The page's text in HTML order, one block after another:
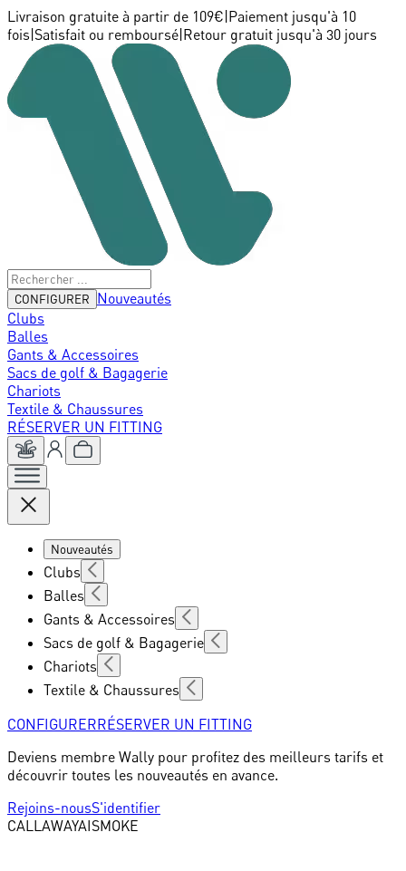
Livraison gratuite à partir de 109€ Paiement jusqu'à 10
fois Satisfait ou remboursé Retour gratuit jusqu'à 30 jours
CONFIGURER
Nouveautés
Clubs
Balles
Gants & Accessoires
Sacs de golf & Bagagerie
Chariots
Textile & Chaussures
RÉSERVER UN FITTING
Nouveautés
Clubs
Balles
Gants & Accessoires
Sacs de golf & Bagagerie
Chariots
Textile & Chaussures
CONFIGURERRÉSERVER UN FITTING
Deviens membre Wally pour profitez des meilleurs tarifs et
découvrir toutes les nouveautés en avance.
Rejoins-nousS'identifier
CALLAWAYAISMOKE